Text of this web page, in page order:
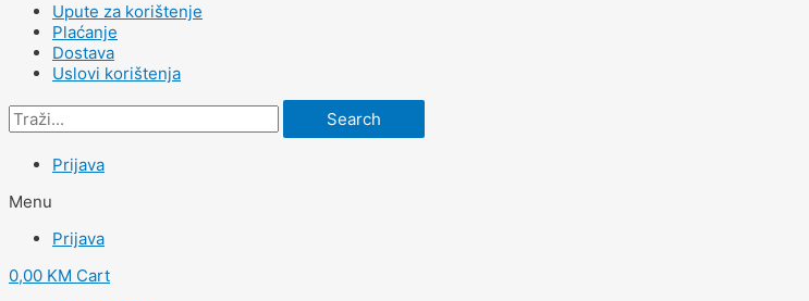
Upute za korištenje
Plaćanje
Dostava
Uslovi korištenja
Search
Prijava
Menu
Prijava
0,00 KM Cart